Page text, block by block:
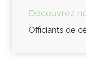
Découvrez
Officiants de